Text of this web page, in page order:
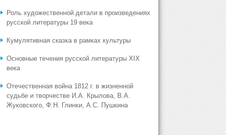
Роль художественной детали в произведениях
русской литературы 19 века
Кумулятивная сказка в рамках культуры
Основные течения русской литературы XIX
века
Отечественная война 1812 г. в жизненной
судьбе и творчестве И.А. Крылова, В.А.
Жуковского, Ф.Н. Глинки, А.С. Пушкина